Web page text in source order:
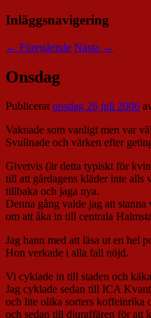
Inläggsnavigering
← Föregående Nästa →
Onsdag
Publiceratonsdag 26 juli 2006
Vaknade som vanligt men var
Svullnade och värken efter
Givetvis (är detta typiskt för
till att gårdagens kläder inte alls
tillbaka och jaga nya.
Denna gång valde jag att
om att åka in till centrala
Jag hann med att läsa ut en hel
Hon verkade i alla fall nöjd.
Vi cyklade in till staden och
Jag cyklade sedan till ICA
och lite olika sorters koffeinrika
och sedan till djuraffären för att